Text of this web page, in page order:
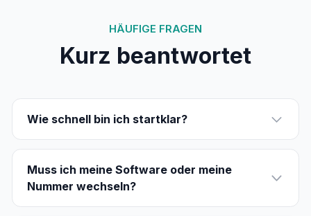
HÄUFIGE FRAGEN
Kurz beantwortet
Wie schnell bin ich startklar?
Muss ich meine Software oder meine
Nummer wechseln?